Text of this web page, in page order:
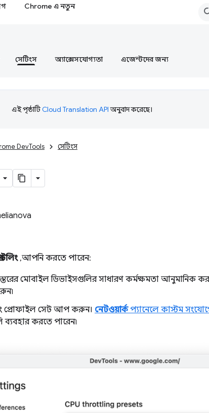
Chrome এ নতুন
সেটিংস অ্যাক্সেসযোগ্যতা এজেন্টদের জন্য
এই পৃষ্ঠাটিCloud Translation APIঅনুবাদ করেছে।
DevTools সেটিংস
, আপনি করতে পারেন:
স্তরের মোবাইল ডিভাইসগুলির সাধারণ কর্মক্ষমতা আনুমানিক
প্রোফাইল সেট আপ করুন। নেটওয়ার্কপ্যানেলে কাস্টম
করতে পারেন৷